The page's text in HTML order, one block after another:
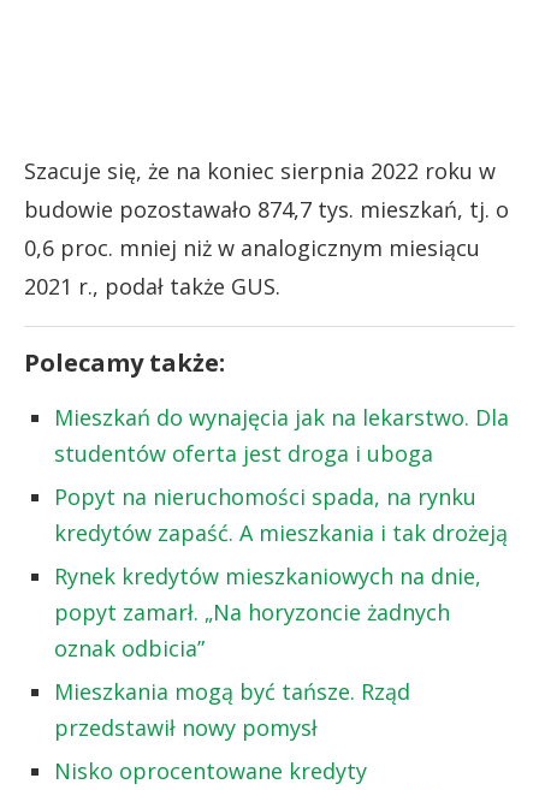
Szacuje się, że na koniec sierpnia 2022 roku w
budowie pozostawało 874,7 tys. mieszkań, tj. o
0,6 proc. mniej niż w analogicznym miesiącu
2021 r., podał także GUS.
Polecamy także:
Mieszkań do wynajęcia jak na lekarstwo. Dla
studentów oferta jest droga i uboga
Popyt na nieruchomości spada, na rynku
kredytów zapaść. A mieszkania i tak drożeją
Rynek kredytów mieszkaniowych na dnie,
popyt zamarł. „Na horyzoncie żadnych
oznak odbicia”
Mieszkania mogą być tańsze. Rząd
przedstawił nowy pomysł
Nisko oprocentowane kredyty